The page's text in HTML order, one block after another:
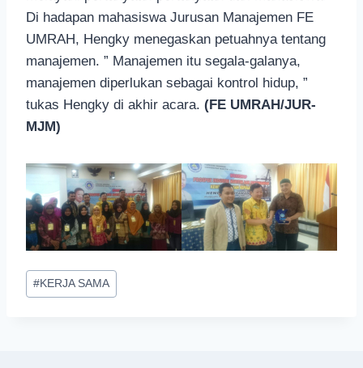
Di hadapan mahasiswa Jurusan Manajemen FE
UMRAH, Hengky menegaskan petuahnya tentang
manajemen. ” Manajemen itu segala-galanya,
manajemen diperlukan sebagai kontrol hidup, ”
tukas Hengky di akhir acara. (FE UMRAH/JUR-
MJM)
Post
Tags:
#KERJA SAMA